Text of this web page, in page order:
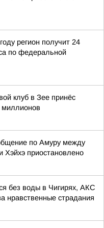
регион получит 24
по федеральной
клуб в Зее принёс
миллионов
по Амуру между
Хэйхэ приостановлено
без воды в Чигирях, АКС
нравственные страдания